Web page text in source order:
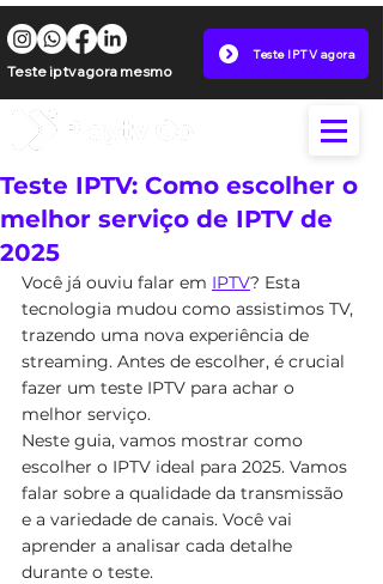
Teste iptv agora mesmo
Teste IPTV agora
Teste IPTV: Como escolher o
melhor serviço de IPTV de
2025
Você já ouviu falar em IPTV? Esta
tecnologia mudou como assistimos TV,
trazendo uma nova experiência de
streaming. Antes de escolher, é crucial
fazer um teste IPTV para achar o
melhor serviço.
Neste guia, vamos mostrar como
escolher o IPTV ideal para 2025. Vamos
falar sobre a qualidade da transmissão
e a variedade de canais. Você vai
aprender a analisar cada detalhe
durante o teste.